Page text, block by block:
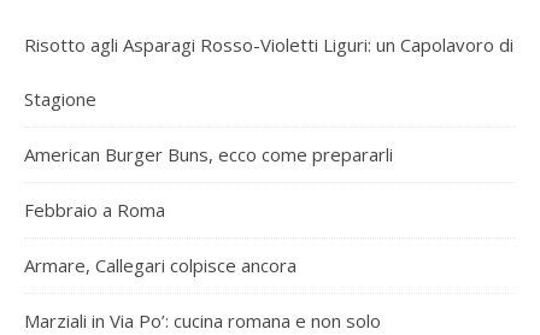
Risotto agli Asparagi Rosso-Violetti Liguri: un Capolavoro di
Stagione
American Burger Buns, ecco come prepararli
Febbraio a Roma
Armare, Callegari colpisce ancora
Marziali in Via Po’: cucina romana e non solo